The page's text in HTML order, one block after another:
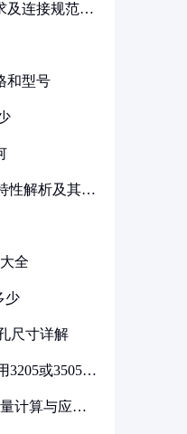
及连接规范详
和型号
性解析及其在
全
少
尺寸详解
3205或3505代
计算与应用